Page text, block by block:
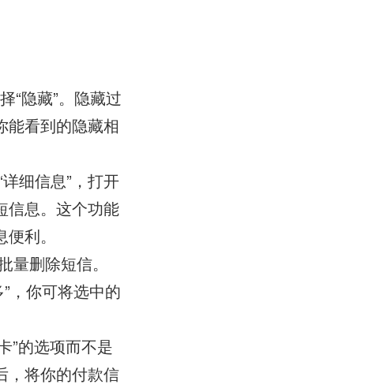
“隐藏”。隐藏过
能看到的隐藏相
细信息”，打开
信息。这个功能
利。
删除短信。
，你可将选中的
”的选项而不是
，将你的付款信